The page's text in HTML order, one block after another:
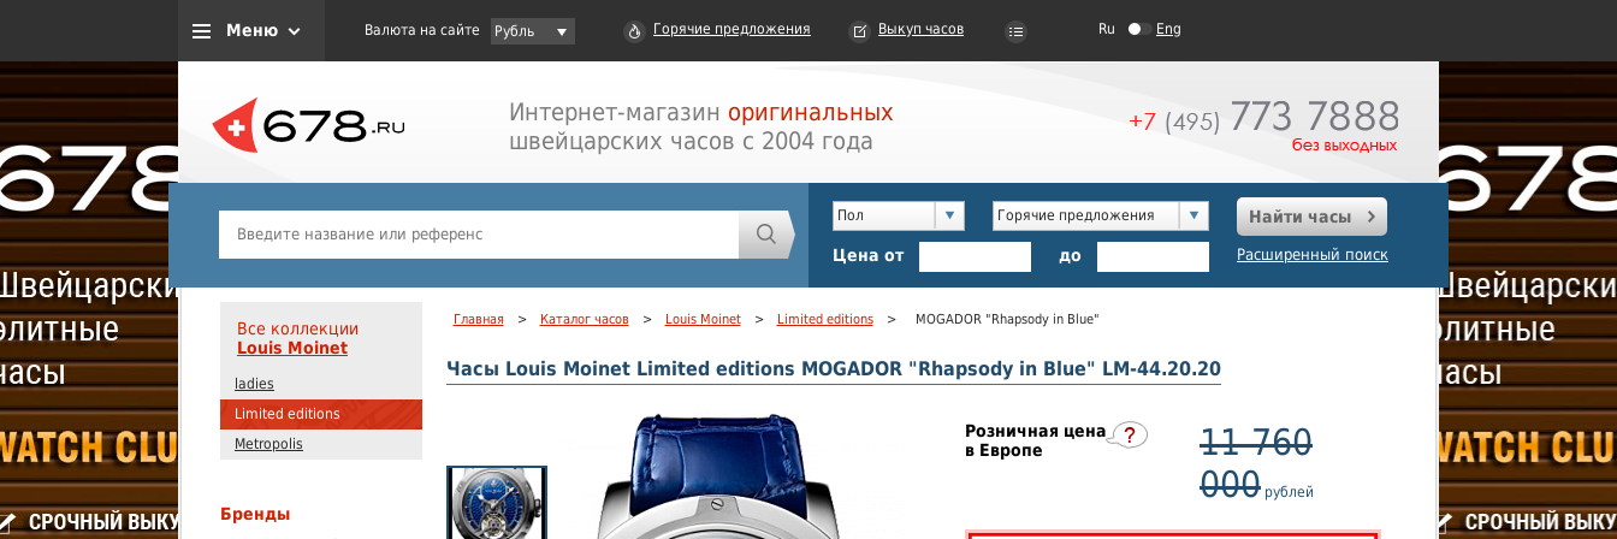
Меню Валюта на сайте Рубль Горячие предложения Выкуп часов Ru Eng
Интернет-магазин оригинальных
швейцарских часов с 2004 года
Пол Горячие предложения
Найти часы
Цена от
до Расширенный поиск
Все коллекции
Louis Moinet
ladies
Limited editions
Metropolis
Бренды
Главная > Каталог часов > Louis Moinet > Limited editions > MOGADOR "Rhapsody in Blue"
Часы Louis Moinet Limited editions MOGADOR "Rhapsody in Blue" LM-44.20.20
Розничная цена
в Европе
11 760
000 рублей